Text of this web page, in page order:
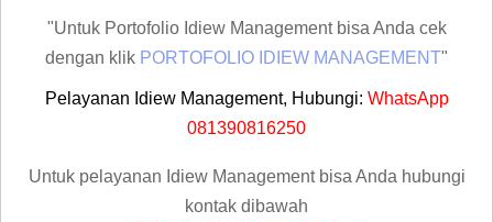
"Untuk Portofolio Idiew Management bisa Anda cek
dengan klik PORTOFOLIO IDIEW MANAGEMENT"
Pelayanan Idiew Management, Hubungi: WhatsApp
081390816250
Untuk pelayanan Idiew Management bisa Anda hubungi
kontak dibawah